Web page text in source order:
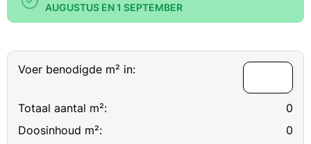
AUGUSTUS EN 1 SEPTEMBER
Voer benodigde m² in:
Totaal aantal m²:
0
Doosinhoud m²:
0